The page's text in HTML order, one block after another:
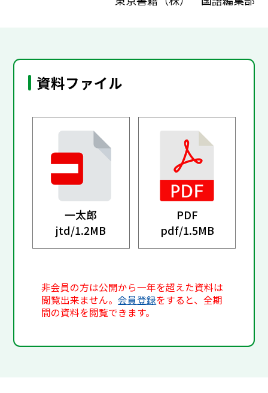
資料ファイル
一太郎
jtd/1.2MB
PDF
pdf/1.5MB
非会員の方は公開から一年を超えた資料は
閲覧出来ません。会員登録をすると、全期
間の資料を閲覧できます。